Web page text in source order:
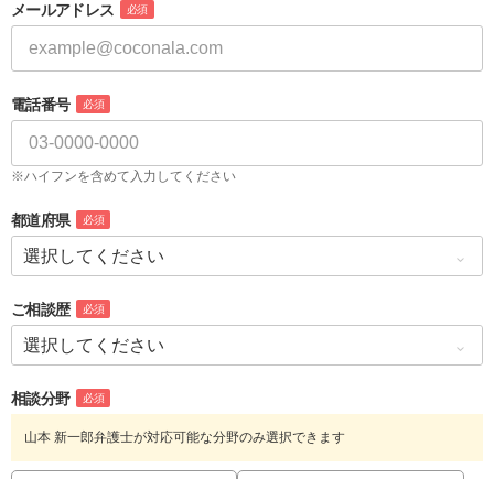
メールアドレス 必須
電話番号 必須
※ハイフンを含めて入力してください
都道府県 必須
ご相談歴 必須
相談分野 必須
山本 新一郎弁護士が対応可能な分野のみ選択できます